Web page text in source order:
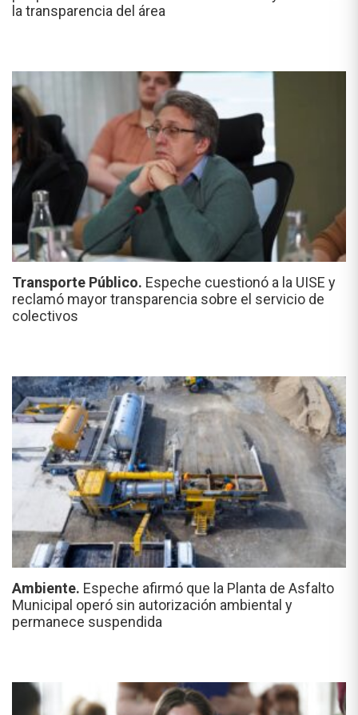
la transparencia del área
Transporte Público. Espeche cuestionó a la UISE y
reclamó mayor transparencia sobre el servicio de
colectivos
Ambiente. Espeche afirmó que la Planta de Asfalto
Municipal operó sin autorización ambiental y
permanece suspendida